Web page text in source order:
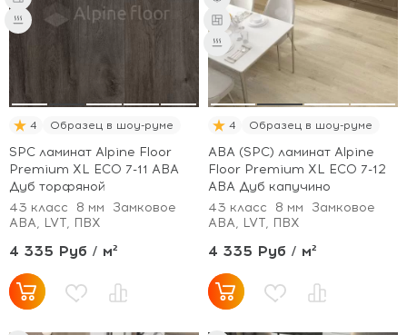
4 Образец в шоу-руме
SPC ламинат Alpine Floor
Premium XL ECO 7-11 ABA
Дуб торфяной
43 класс
8 мм
Замковое
ABA, LVT, ПВХ
4 335 Руб / м²
4 Образец в шоу-руме
ABA (SPC) ламинат Alpine
Floor Premium XL ECO 7-12
ABA Дуб капучино
43 класс
8 мм
Замковое
ABA, LVT, ПВХ
4 335 Руб / м²